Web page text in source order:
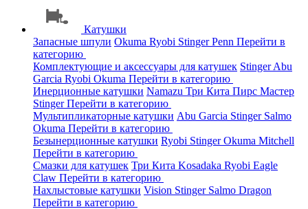
Катушки
Запасные шпули Okuma Ryobi StingerPenn Перейти в
категорию
Комплектующие и аксессуары для катушек StingerAbu
Garcia Ryobi Okuma Перейти в категорию
Инерционные катушки Namazu Три Кита Пирс Мастер
StingerПерейти в категорию
Мультипликаторные катушки Abu Garcia Stinger Salmo
Okuma Перейти в категорию
Безынерционные катушки Ryobi StingerOkuma Mitchell
Перейти в категорию
Смазки для катушек Три Кита Kosadaka Ryobi Eagle
Claw Перейти в категорию
Нахлыстовые катушки Vision Stinger Salmo Dragon
Перейти в категорию